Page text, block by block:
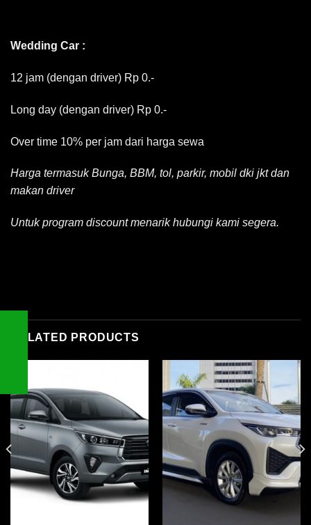
Wedding Car :
12 jam (dengan driver) Rp 0.-
Long day (dengan driver) Rp 0.-
Over time 10% per jam dari harga sewa
Harga termasuk Bunga, BBM, tol, parkir, mobil dki jkt dan
makan driver
Untuk program discount menarik hubungi kami segera.
RELATED PRODUCTS